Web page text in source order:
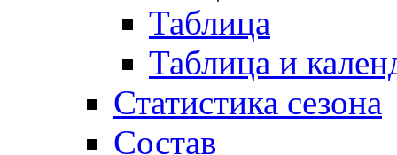
Таблица
Таблица и
Статистика сезона
Состав